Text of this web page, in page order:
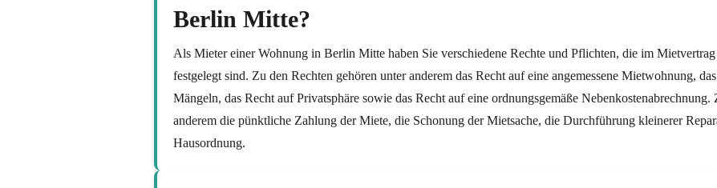
Berlin Mitte?
Als Mieter einer Wohnung in Berlin Mitte haben Sie verschiedene Rechte und Pflichten, die im
festgelegt sind. Zu den Rechten gehören unter anderem das Recht auf eine angemessene Mietwohnung,
Mängeln, das Recht auf Privatsphäre sowie das Recht auf eine ordnungsgemäße
anderem die pünktliche Zahlung der Miete, die Schonung der Mietsache, die Durchführung kleinerer
Hausordnung.